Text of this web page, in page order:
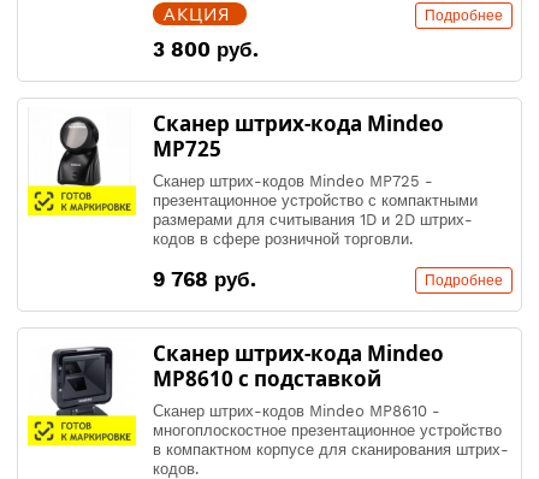
АКЦИЯ
3 800 руб.
Подробнее
Сканер штрих-кода Mindeo
MP725
Сканер штрих-кодов Mindeo MP725 -
презентационное устройство с компактными
размерами для считывания 1D и 2D штрих-
кодов в сфере розничной торговли.
9 768 руб. Подробнее
Сканер штрих-кода Mindeo
MP8610 с подставкой
Сканер штрих-кодов Mindeo MP8610 -
многоплоскостное презентационное устройство
в компактном корпусе для сканирования штрих-
кодов.